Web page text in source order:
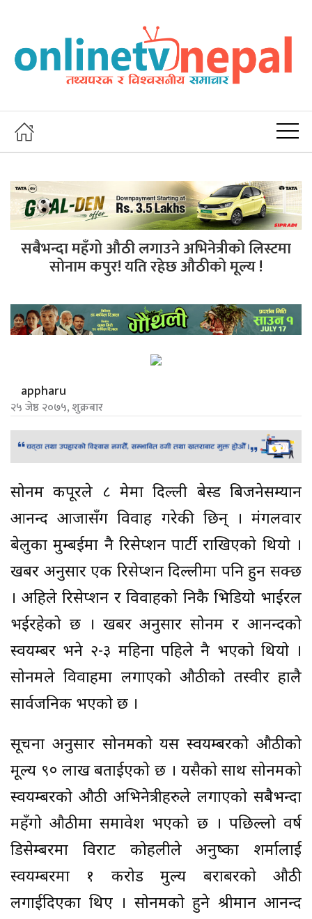
सबैभन्दा महँगो औठी लगाउने अभिनेत्रीको लिस्टमा
सोनाम कपुर! यति रहेछ औठीको मूल्य !
appharu
२५ जेष्ठ २०७५, शुक्रबार
सोनम कपूरले ८ मेमा दिल्ली बेस्ड बिजनेसम्यान
आनन्द आहूजासँग विवाह गरेकी छिन् । मंगलवार
बेलुका मुम्बईमा नै रिसेप्शन पार्टी राखिएको थियो ।
खबर अनुसार एक रिसेप्शन दिल्लीमा पनि हुन सक्छ
। अहिले रिसेप्शन र विवाहको निकै भिडियो भाईरल
भईरहेको छ । खबर अनुसार सोनम र आनन्दको
स्वयम्बर भने २-३ महिना पहिले नै भएको थियो ।
सोनमले विवाहमा लगाएको औठीको तस्वीर हालै
सार्वजनिक भएको छ ।
सूचना अनुसार सोनमको यस स्वयम्बरको औठीको
मूल्य ९० लाख बताईएको छ । यसैको साथ सोनमको
स्वयम्बरको औठी अभिनेत्रीहरुले लगाएको सबैभन्दा
महँगो औठीमा समावेश भएको छ । पछिल्लो वर्ष
डिसेम्बरमा विराट कोहलीले अनुष्का शर्मालाई
स्वयम्बरमा १ करोड मुल्य बराबरको औठी
लगाईदिएका थिए । सोनमको हुने श्रीमान आनन्द